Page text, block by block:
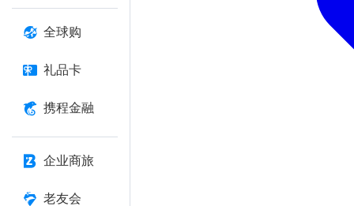
全球购
礼品卡
携程金融
企业商旅
老友会